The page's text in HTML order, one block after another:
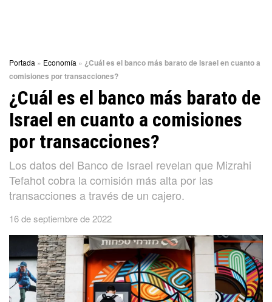
Portada » Economía » ¿Cuál es el banco más barato de Israel en cuanto a
comisiones por transacciones?
¿Cuál es el banco más barato de
Israel en cuanto a comisiones
por transacciones?
Los datos del Banco de Israel revelan que Mizrahi
Tefahot cobra la comisión más alta por las
transacciones a través de un cajero.
16 de septiembre de 2022